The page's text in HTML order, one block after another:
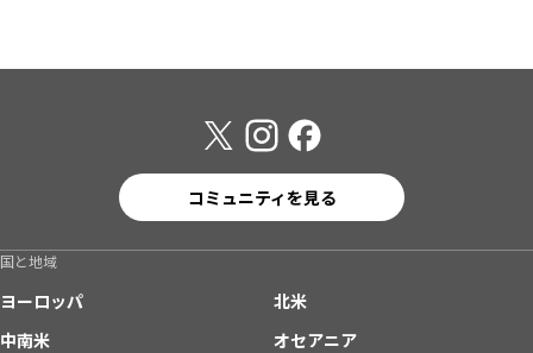
コミュニティを見る
国と地域
ヨーロッパ
北米
中南米
オセアニア